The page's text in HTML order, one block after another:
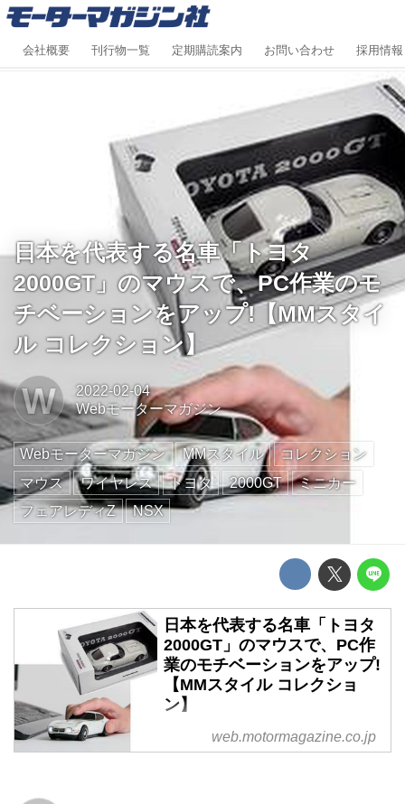
会社概要 刊行物一覧 定期購読案内 お問い合わせ 採用情報
日本を代表する名車「トヨタ
2000GT」のマウスで、PC作業のモ
チベーションをアップ!【MMスタイ
ル コレクション】
W
2022-02-04
Webモーターマガジン
Webモーターマガジン MMスタイル
コレクション
マウス
ワイヤレス トヨタ 2000GT
ミニカー
フェアレディZ
NSX
日本を代表する名車「トヨタ
2000GT」のマウスで、PC作
業のモチベーションをアップ!
【MMスタイル コレクショ
ン】
モーターマガジン社が運営する
Webショップ「MMスタイル」で
web.motormagazine.co.jp